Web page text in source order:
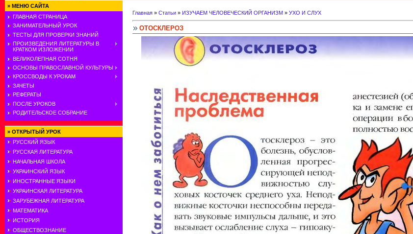
» МЕНЮ САЙТА
ГЛАВНАЯ СТРАНИЦА
ЗАНИМАТЕЛЬНЫЙ УРОК
ТЕСТЫ ДЛЯ ПРОВЕРКИ ЗНАНИЙ
ПРОИЗВЕДЕНИЯ ЛИТЕРАТУРЫ В
КРАТКОМ ИЗЛОЖЕНИИ
ВЕЛИКОЛЕПНАЯ СОТНЯ
ОСНОВЫ ПРАВОСЛАВНОЙ КУЛЬТУРЫ
КРОССВОДЫ К УРОКАМ
ЗАЧЕТЫ
РЕФЕРАТЫ
ПОСЛЕ УРОКОВ
РОДИТЕЛЬСКОЕ СОБРАНИЕ
» ОТКРЫТЫЙ УРОК
РУССКИЙ ЯЗЫК
РУССКАЯ ЛИТЕРАТУРА
НАЧАЛЬНАЯ ШКОЛА
УКРАИНСКИЙ ЯЗЫК
ИНОСТРАННЫЕ ЯЗЫКИ
УКРАИНСКАЯ ЛИТЕРАТУРА
ЗАРУБЕЖНАЯ ЛИТЕРАТУРА
МАТЕМАТИКА
ИСТОРИЯ
ОБЩЕСТВОЗНАНИЕ
Главная » Статьи » ИЗУЧАЕМ ЧЕЛОВЕЧЕСКИЙ ОРГАНИЗМ » УХО И СЛУХ
ОТОСКЛЕРОЗ